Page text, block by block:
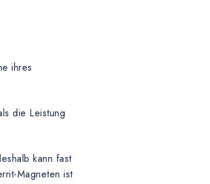
ihres
die Leistung
kann fast
Magneten ist